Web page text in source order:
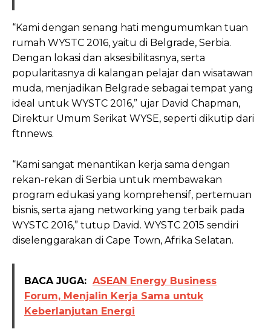
“Kami dengan senang hati mengumumkan tuan
rumah WYSTC 2016, yaitu di Belgrade, Serbia.
Dengan lokasi dan aksesibilitasnya, serta
popularitasnya di kalangan pelajar dan wisatawan
muda, menjadikan Belgrade sebagai tempat yang
ideal untuk WYSTC 2016,” ujar David Chapman,
Direktur Umum Serikat WYSE, seperti dikutip dari
ftnnews.
“Kami sangat menantikan kerja sama dengan
rekan-rekan di Serbia untuk membawakan
program edukasi yang komprehensif, pertemuan
bisnis, serta ajang networking yang terbaik pada
WYSTC 2016,” tutup David. WYSTC 2015 sendiri
diselenggarakan di Cape Town, Afrika Selatan.
BACA JUGA: ASEAN Energy Business
Forum, Menjalin Kerja Sama untuk
Keberlanjutan Energi